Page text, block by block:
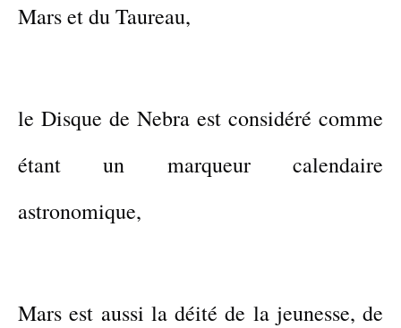
Marset du Taureau,
le Disque de Nebra est considéré comme
étant un marqueur calendaire
astronomique,
Marsest aussi la déitéde la jeunesse, de